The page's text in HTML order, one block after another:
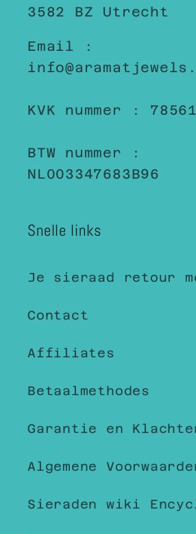
3582 BZ Utrecht
Email :
KVK nummer :
BTW nummer :
NL003347683B96
Snelle links
Je sieraad retour
Contact
Affiliates
Betaalmethodes
Garantie en
Algemene
Sieraden wiki